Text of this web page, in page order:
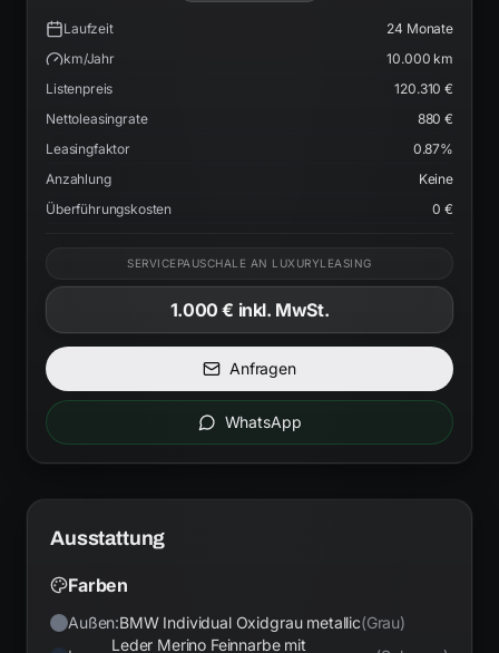
Laufzeit 24 Monate
km/Jahr
10.000 km
Listenpreis
120.310 €
Nettoleasingrate
880 €
Leasingfaktor
0.87%
Anzahlung
Keine
Überführungskosten
0 €
SERVICEPAUSCHALE AN LUXURYLEASING
1.000 € inkl. MwSt.
Anfragen
WhatsApp
Ausstattung
Farben
Außen:BMW Individual Oxidgrau metallic(Grau)
Leder Merino Feinnarbe mit